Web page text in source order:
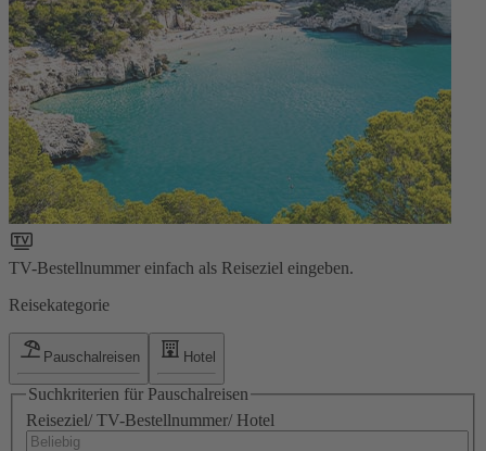
TV-Bestellnummer einfach als Reiseziel eingeben.
Reisekategorie
Pauschalreisen Hotel
Suchkriterien für Pauschalreisen
Reiseziel/ TV-Bestellnummer/ Hotel